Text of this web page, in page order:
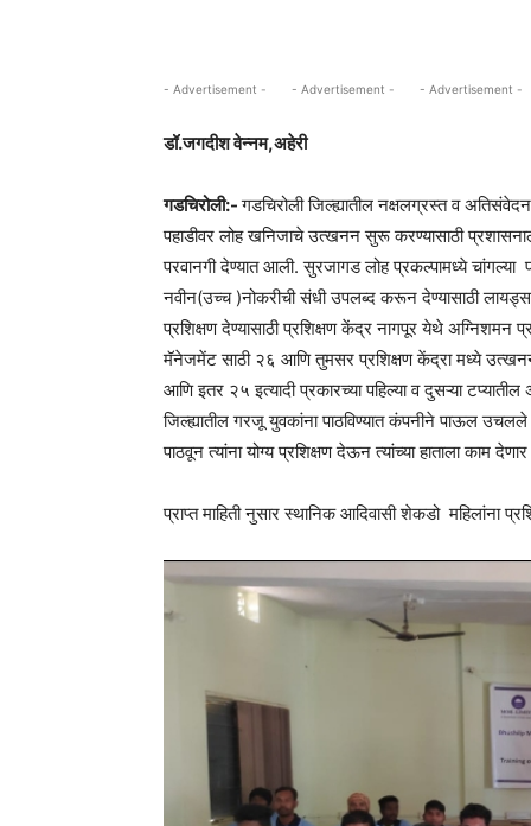
- Advertisement - - Advertisement - - Advertisement -
डॉ.जगदीश वेन्नम,अहेरी
गडचिरोली:-गडचिरोली जिल्ह्यातील नक्षलग्रस्त व
पहाडीवर लोह खनिजाचे उत्खनन सुरू करण्यासाठी
परवानगी देण्यात आली. सुरजागड लोह प्रकल्पामध्ये चांगल्या
नवीन(उच्च )नोकरीची संधी उपलब्द करून देण्यासाठी
प्रशिक्षण देण्यासाठी प्रशिक्षण केंद्र नागपूर येथे अग्निशमन
मॅनेजमेंट साठी २६ आणि तुमसर प्रशिक्षण केंद्रा मध्ये
आणि इतर २५ इत्यादी प्रकारच्या पहिल्या व दुसऱ्या
जिल्ह्यातील गरजू युवकांना पाठविण्यात कंपनीने पाऊल
पाठवून त्यांना योग्य प्रशिक्षण देऊन त्यांच्या हाताला
प्राप्त माहिती नुसार स्थानिक आदिवासी शेकडो महिलांना